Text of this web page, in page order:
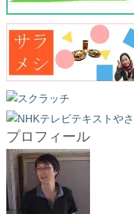
プロフィール